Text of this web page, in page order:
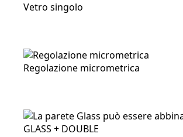
Vetro singolo
Regolazione micrometrica
GLASS + DOUBLE